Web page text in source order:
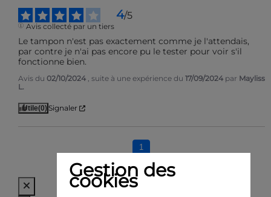
4/5
Avis collecté par un tiers
Le tampon n'est pas exactement comme je l'attendais,
par contre je n'ai pas encore pu le tester pour voir s'il
fonctionne bien.
Avis du 02/10/2024 , suite à une expérience du 17/09/2024 par Mayliss
L.
Utile(0)Signaler
1
Gestion des
cookies